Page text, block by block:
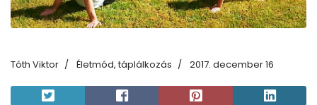
Tóth Viktor Életmód, táplálkozás 2017. december 16